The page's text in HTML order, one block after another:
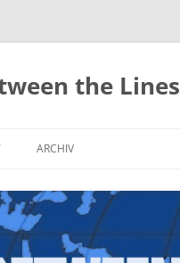
the
ARCHIV